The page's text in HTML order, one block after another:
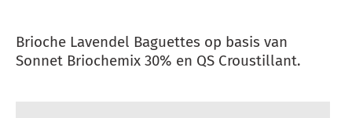
Brioche Lavendel Baguettes op basis van
Sonnet Briochemix 30% en QS Croustillant.